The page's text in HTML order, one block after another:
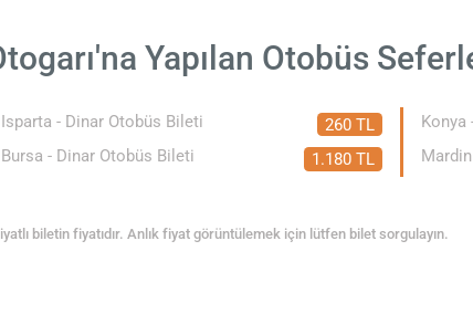
Yapılan Otobüs
Isparta - Dinar Otobüs Bileti 260 TL Konya
Bursa - Dinar Otobüs Bileti 1.180 TL
biletin fiyatıdır. Anlık fiyat görüntülemek için lütfen bilet sorgulayın.